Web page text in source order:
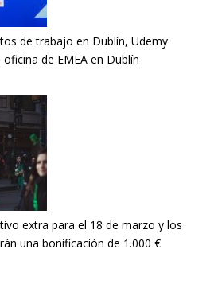
de trabajo en Dublín, Udemy
de EMEA en Dublín
extra para el 18 de marzo y los
una bonificación de 1.000 €